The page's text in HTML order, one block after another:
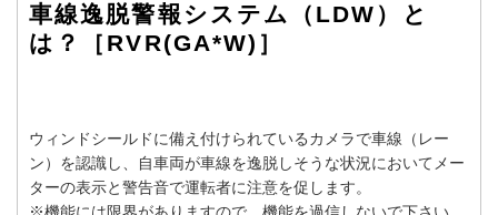
車線逸脱警報システム（LDW）と
は？［RVR(GA*W)］
ウィンドシールドに備え付けられているカメラで車線（レー
ン）を認識し、自車両が車線を逸脱しそうな状況においてメー
ターの表示と警告音で運転者に注意を促します。